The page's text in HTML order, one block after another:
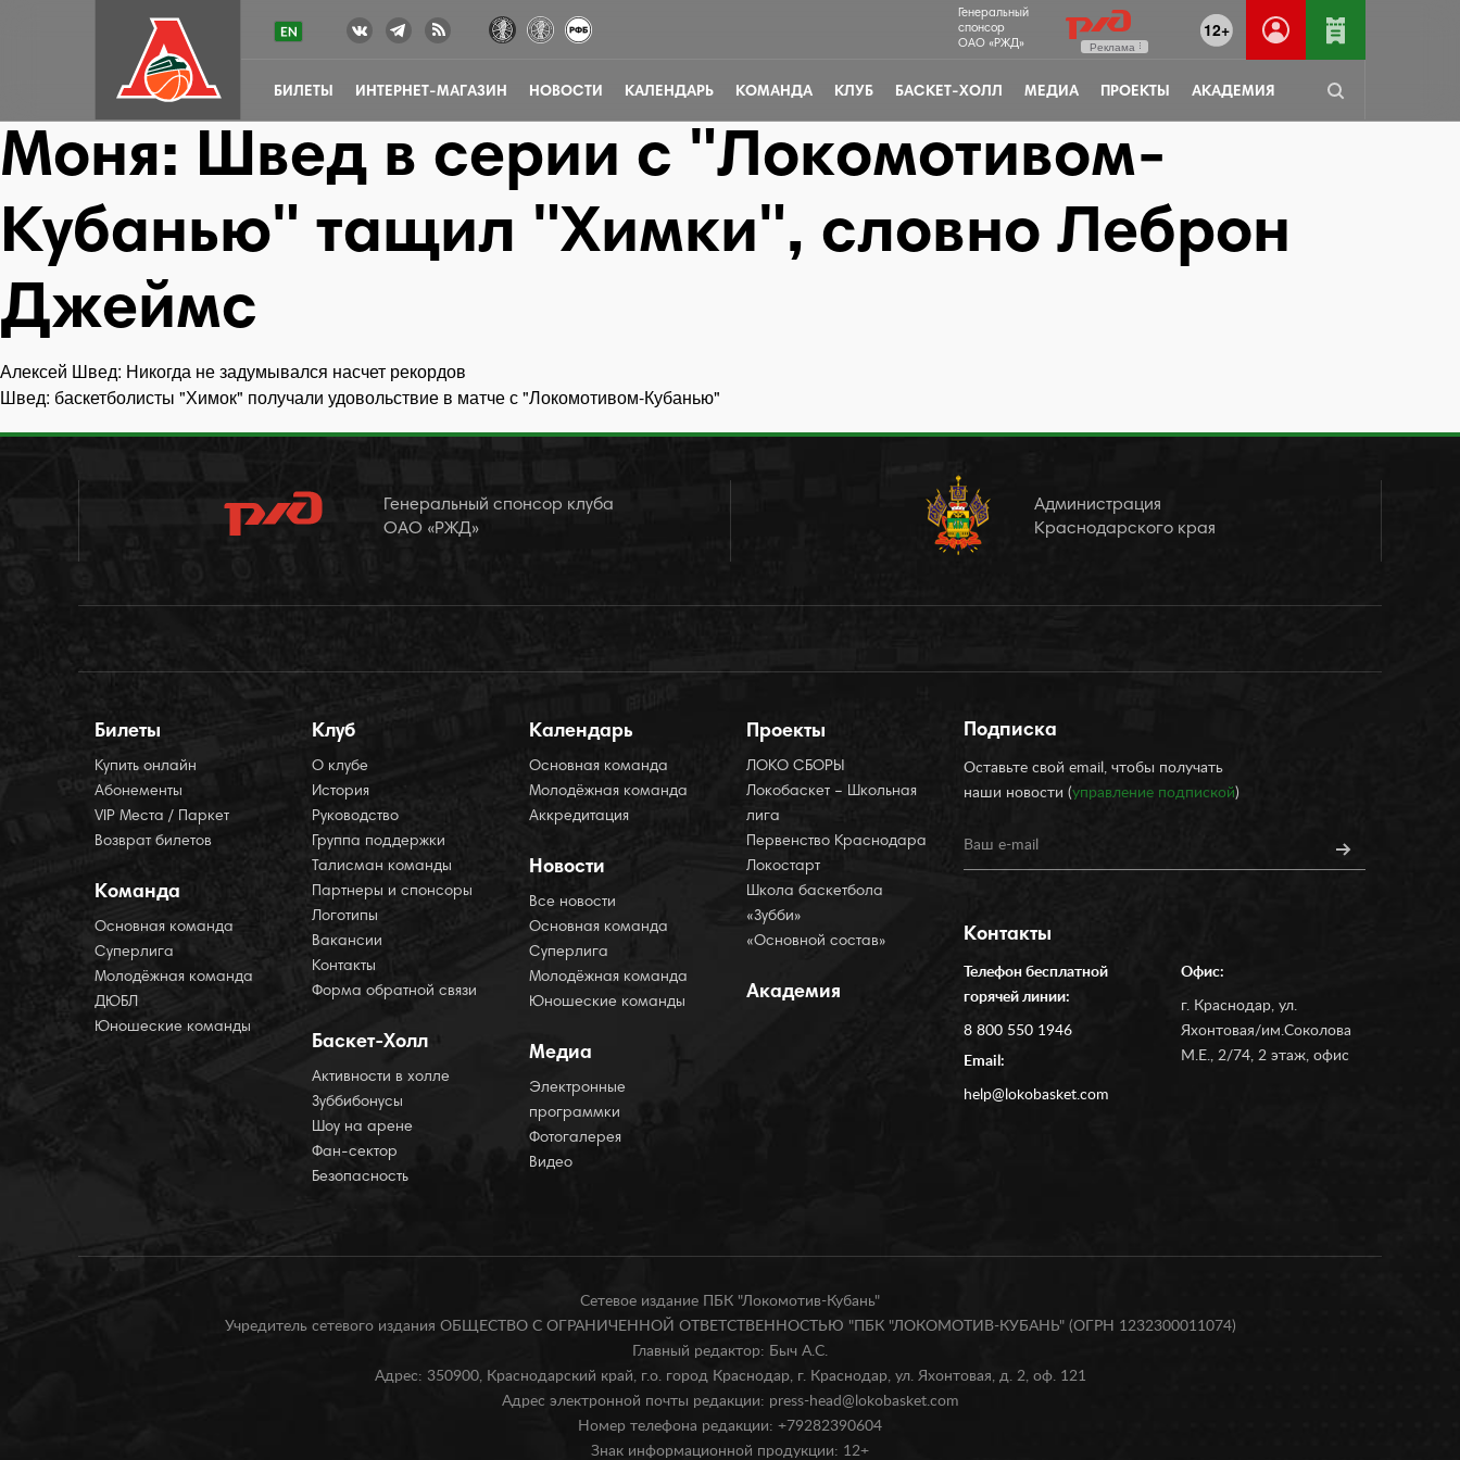
12+
Генеральный
спонсор
ОАО «РЖД»
Реклама
БИЛЕТЫ ИНТЕРНЕТ-МАГАЗИН НОВОСТИ КАЛЕНДАРЬ КОМАНДА КЛУБ БАСКЕТ-ХОЛЛ МЕДИА ПРОЕКТЫ АКАДЕМИЯ
Моня: Швед в серии с "Локомотивом-
Кубанью" тащил "Химки", словно Леброн
Джеймс
Навигация
по
записям
Алексей Швед: Никогда не задумывался насчет рекордов
Швед: баскетболисты "Химок" получали удовольствие в матче с "Локомотивом-Кубанью"
Генеральный спонсор клуба
ОАО «РЖД»
Администрация
Краснодарского края
Билеты
Купить онлайн
Абонементы
VIP Места / Паркет
Возврат билетов
Команда
Основная команда
Суперлига
Молодёжная команда
ДЮБЛ
Юношеские команды
Клуб
О клубе
История
Руководство
Группа поддержки
Талисман команды
Партнеры и спонсоры
Логотипы
Вакансии
Контакты
Форма обратной связи
Баскет-Холл
Активности в холле
Зуббибонусы
Шоу на арене
Фан-сектор
Безопасность
Календарь
Основная команда
Молодёжная команда
Аккредитация
Новости
Все новости
Основная команда
Суперлига
Молодёжная команда
Юношеские команды
Медиа
Электронные
программки
Фотогалерея
Видео
Проекты
ЛОКО СБОРЫ
Локобаскет – Школьная
лига
Первенство Краснодара
Локостарт
Школа баскетбола
«Зубби»
«Основной состав»
Академия
Подписка
Оставьте свой email, чтобы получать
наши новости (управление подпиской)
Контакты
Телефон бесплатной
горячей линии:
8 800 550 1946
Email:
help@lokobasket.com
Офис:
г. Краснодар, ул.
Яхонтовая/им.Соколова
М.Е., 2/74, 2 этаж, офис
Сетевое издание ПБК "Локомотив-Кубань"
Учредитель сетевого издания ОБЩЕСТВО С ОГРАНИЧЕННОЙ ОТВЕТСТВЕННОСТЬЮ "ПБК "ЛОКОМОТИВ-КУБАНЬ" (ОГРН 1232300011074)
Главный редактор: Быч А.С.
Адрес: 350900, Краснодарский край, г.о. город Краснодар, г. Краснодар, ул. Яхонтовая, д. 2, оф. 121
Адрес электронной почты редакции: press-head@lokobasket.com
Номер телефона редакции: +79282390604
Знак информационной продукции: 12+